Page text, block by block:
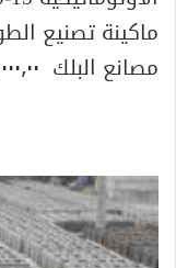
ماكينة تصنيع
مصانع البلك ٢٨٬٠٠٠٫٠٠ US$.